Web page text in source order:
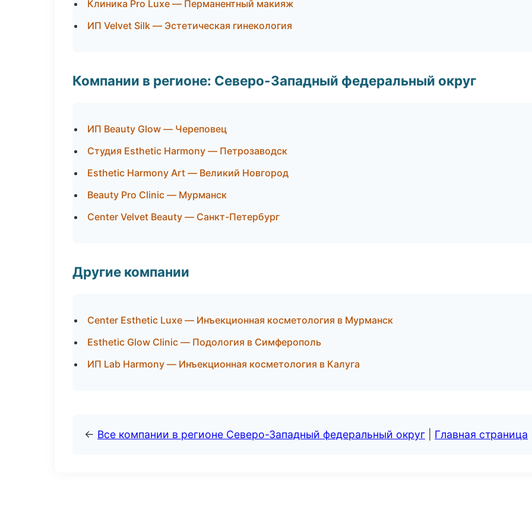
Клиника Pro Luxe — Перманентный макияж
ИП Velvet Silk — Эстетическая гинекология
Компании в регионе: Северо-Западный федеральный округ
ИП Beauty Glow — Череповец
Студия Esthetic Harmony — Петрозаводск
Esthetic Harmony Art — Великий Новгород
Beauty Pro Clinic — Мурманск
Center Velvet Beauty — Санкт-Петербург
Другие компании
Center Esthetic Luxe — Инъекционная косметология в Мурманск
Esthetic Glow Clinic — Подология в Симферополь
ИП Lab Harmony — Инъекционная косметология в Калуга
← Все компании в регионе Северо-Западный федеральный округ Главная страница